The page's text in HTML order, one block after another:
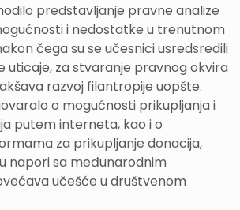
predstavljanje pravne analize
i nedostatke u trenutnom
čega su se učesnici usredsredili
uticaje, za stvaranje pravnog okvira
razvoj filantropije uopšte.
o mogućnosti prikupljanja i
putem interneta, kao i o
za prikupljanje donacija,
napori sa međunarodnim
učešće u društvenom